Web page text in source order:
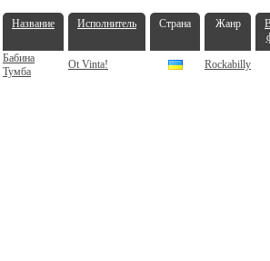
Название Исполнитель Страна Жанр
Бабина
Тумба
Ot Vinta! Rockabilly